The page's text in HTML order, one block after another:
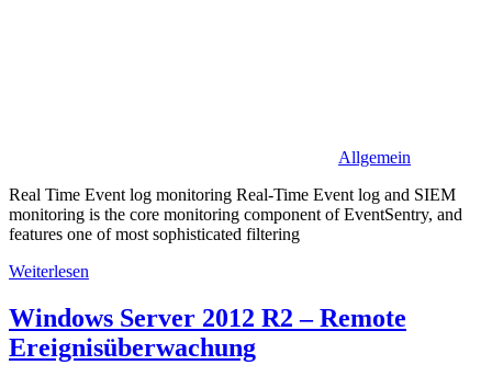
Allgemein
Real Time Event log monitoring Real-Time Event log and SIEM
monitoring is the core monitoring component of EventSentry, and
features one of most sophisticated filtering
Weiterlesen
Windows Server 2012 R2 – Remote
Ereignisüberwachung